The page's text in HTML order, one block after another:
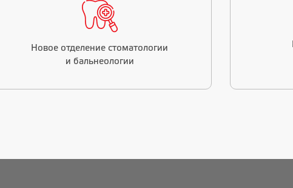
Новое отделение стоматологии
и бальнеологии